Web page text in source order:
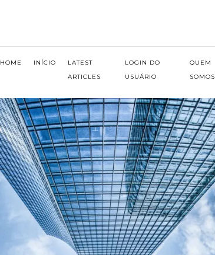
HOME INÍCIO
LATEST
ARTICLES
LOGIN DO
USUÁRIO
QUEM
SOMOS